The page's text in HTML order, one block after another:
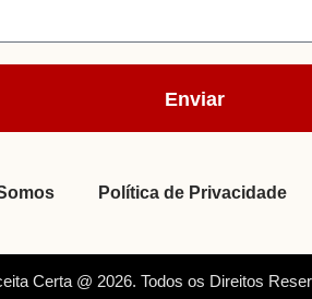
Enviar
Política de Privacidade
Certa @ 2026. Todos os Direitos